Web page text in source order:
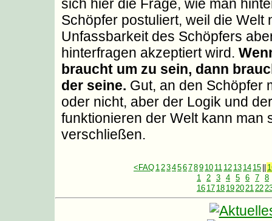
sich hier die Frage, wie man
Schöpfer postuliert, weil die Welt
Unfassbarkeit des Schöpfers
hinterfragen akzeptiert wird.
braucht um zu sein, dann
der seine. Gut, an den Schöpfer
oder nicht, aber der Logik und
funktionieren der Welt kann man
verschließen.
<FAQ 123456789 10 11 12 13 14 15
1 2 3 4 5 6 7 8
16 17 18 19202122